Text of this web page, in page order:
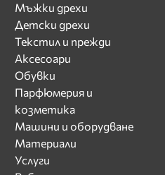
Мъжки дрехи
Детски дрехи
Текстил и прежди
Аксесоари
Обувки
Парфюмерия и
козметика
Машини и оборудване
Материали
Услуги